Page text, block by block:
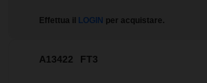
Effettua il LOGIN per acquistare.
A13422 FT3